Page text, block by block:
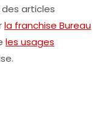
articles
la franchise Bureau
les usages